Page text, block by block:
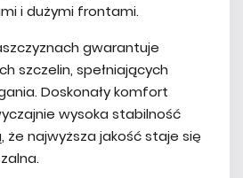
i dużymi frontami.
gwarantuje
szczelin, spełniających
Doskonały komfort
wysoka stabilność
że najwyższa jakość staje się